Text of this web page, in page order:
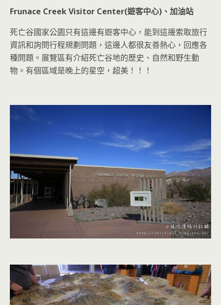
Frunace Creek Visitor Center(遊客中心) 、加油站
死亡谷國家公園只有這邊有遊客中心，能到這邊索取旅行
資訊和詢問行程規劃問題，這邊人都很友善熱心，回應各
種問題。展覽區有介紹死亡谷地的歷史、自然和野生動
物。有個區域是晚上的星空，超美！！！